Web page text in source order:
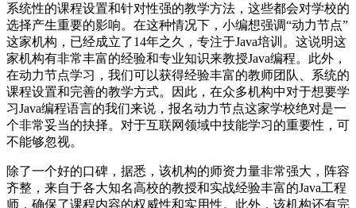
系统性的课程设置和针对性强的教学方法，这些都会对学校的
选择产生重要的影响。在这种情况下，小编想强调“动力节点”
这家机构，已经成立了14年之久，专注于Java培训。这说明这
家机构有非常丰富的经验和专业知识来教授Java编程。此外，
在动力节点学习，我们可以获得经验丰富的教师团队、系统的
课程设置和完善的教学方式。因此，在众多机构中对于想要学
习Java编程语言的我们来说，报名动力节点这家学校绝对是一
个非常妥当的抉择。对于互联网领域中技能学习的重要性，可
不能够忽视。
除了一个好的口碑，据悉，该机构的师资力量非常强大，阵容
齐整，来自于各大知名高校的教授和实战经验丰富的Java工程
师，确保了课程内容的权威性和实用性。此外，该机构还有完